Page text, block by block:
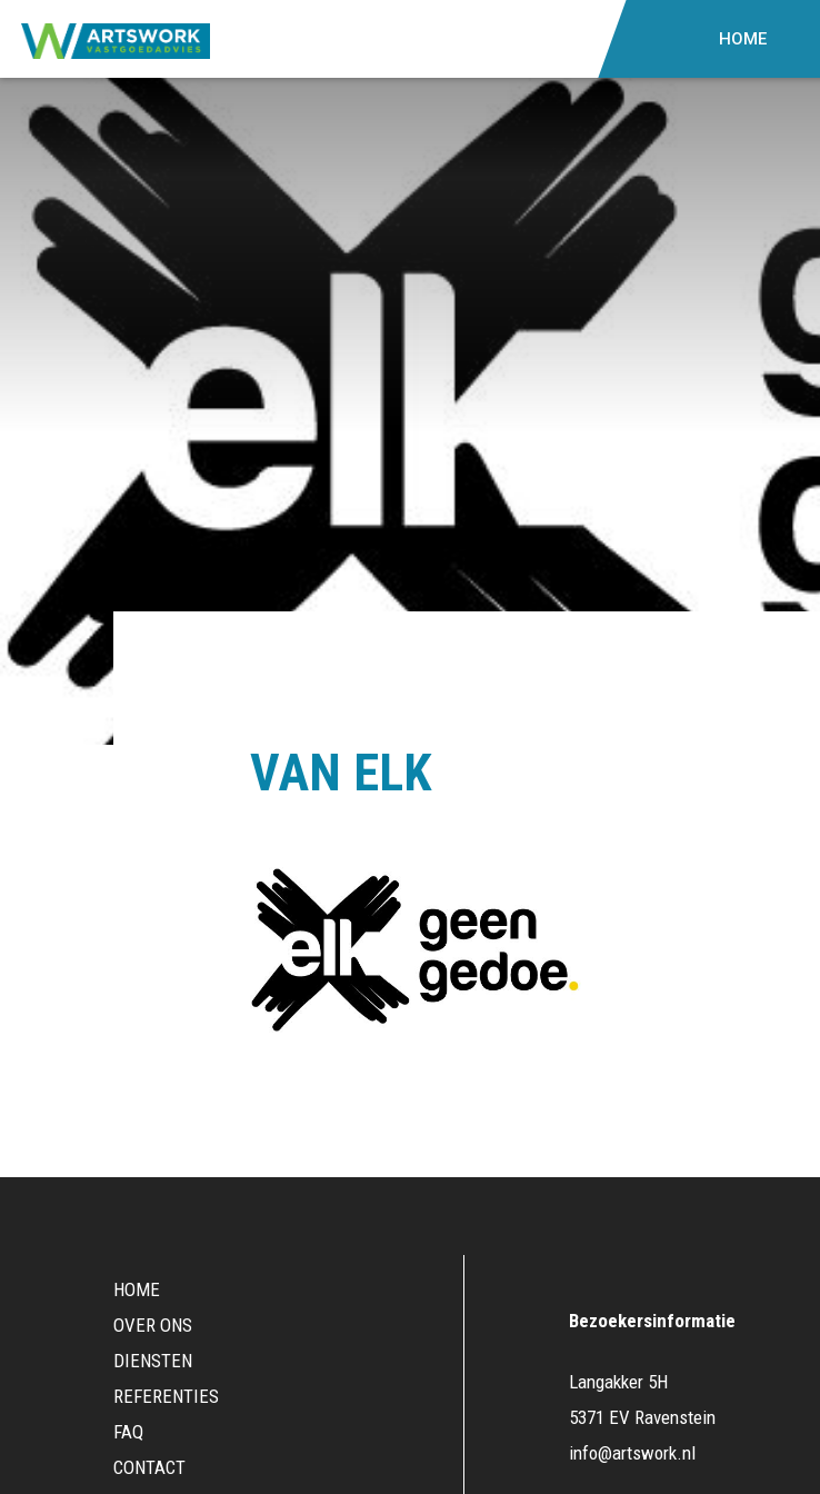
HOME
VAN ELK
HOME
OVER ONS
DIENSTEN
REFERENTIES
FAQ
CONTACT
Bezoekersinformatie
Langakker 5H
5371 EV Ravenstein
info@artswork.nl